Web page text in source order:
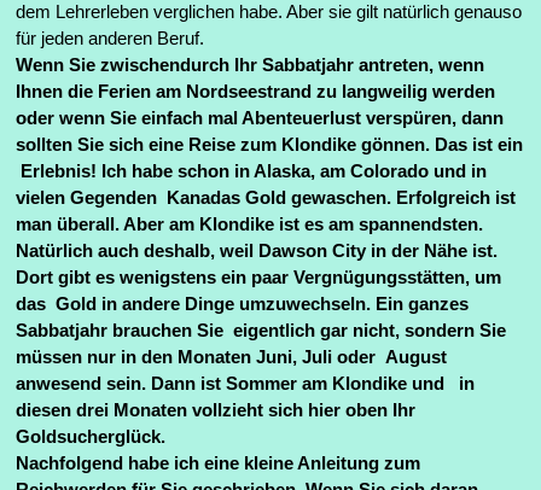
dem Lehrerleben verglichen habe. Aber sie gilt natürlich genauso
für jeden anderen Beruf.
Wenn Sie zwischendurch Ihr Sabbatjahr antreten, wenn
Ihnen die Ferien am Nordseestrand zu langweilig werden
oder wenn Sie einfach mal Abenteuerlust verspüren, dann
sollten Sie sich eine Reise zum Klondike gönnen. Das ist ein
Erlebnis! Ich habe schon in Alaska, am Colorado und in
vielen Gegenden Kanadas Gold gewaschen. Erfolgreich ist
man überall. Aber am Klondike ist es am spannendsten.
Natürlich auch deshalb, weil Dawson City in der Nähe ist.
Dort gibt es wenigstens ein paar Vergnügungsstätten, um
das Gold in andere Dinge umzuwechseln. Ein ganzes
Sabbatjahr brauchen Sie eigentlich gar nicht, sondern Sie
müssen nur in den Monaten Juni, Juli oder August
anwesend sein. Dann ist Sommer am Klondike und in
diesen drei Monaten vollzieht sich hier oben Ihr
Goldsucherglück.
Nachfolgend habe ich eine kleine Anleitung zum